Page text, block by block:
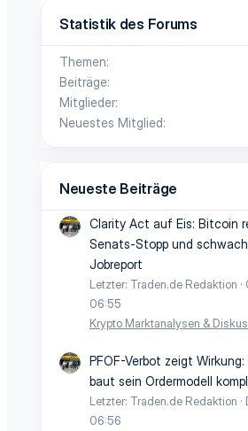
Statistik des Forums
Themen
Beiträge
Mitglieder
Neuestes Mitglied
Neueste Beiträge
Clarity Act auf Eis: Bitcoin
Senats-Stopp und
Jobreport
Letzter: Traden.de Redaktion
06:55
Krypto Marktanalysen &
PFOF-Verbot zeigt Wirkung:
baut sein Ordermodell
Letzter: Traden.de Redaktion
06:56